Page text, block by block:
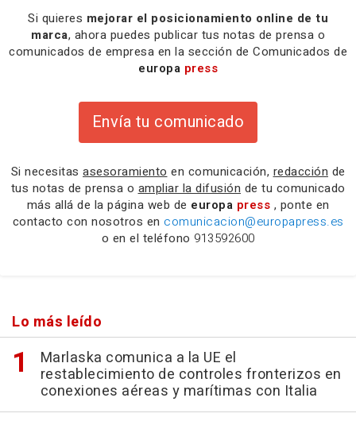
Si quieres mejorar el posicionamiento online de tu
marca, ahora puedes publicar tus notas de prensa o
comunicados de empresa en la sección de Comunicados de
europa press
Envía tu comunicado
Si necesitas asesoramiento en comunicación, redacción de
tus notas de prensa o ampliar la difusión de tu comunicado
más allá de la página web de europa press , ponte en
contacto con nosotros en comunicacion@europapress.es
o en el teléfono 913592600
Lo más leído
Marlaska comunica a la UE el
restablecimiento de controles fronterizos en
conexiones aéreas y marítimas con Italia